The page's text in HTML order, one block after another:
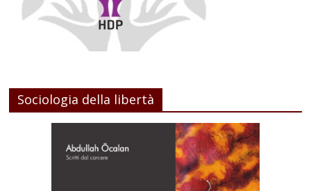
Sociologia della libertà